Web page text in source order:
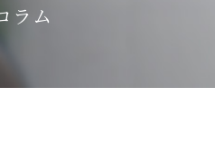
ラム